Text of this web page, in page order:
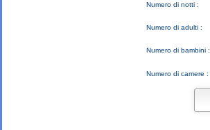
Numero di notti :
Numero di adulti :
Numero di bambini :
Numero di camere :